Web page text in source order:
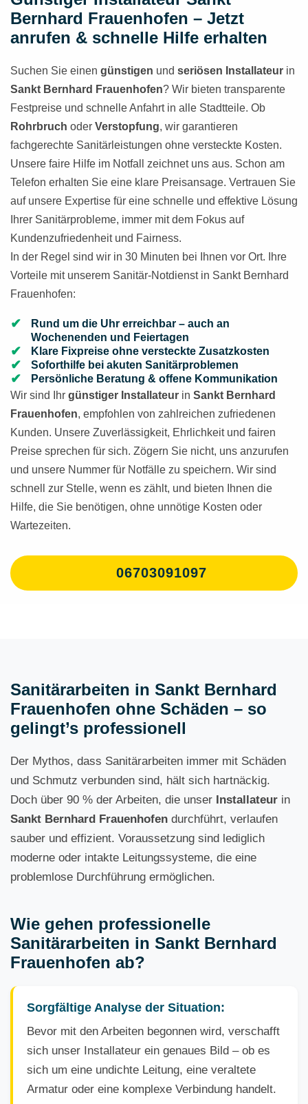
Bernhard Frauenhofen – Jetzt
anrufen & schnelle Hilfe erhalten
Suchen Sie einen günstigen und seriösen Installateur in
Sankt Bernhard Frauenhofen? Wir bieten transparente
Festpreise und schnelle Anfahrt in alle Stadtteile. Ob
Rohrbruch oder Verstopfung, wir garantieren
fachgerechte Sanitärleistungen ohne versteckte Kosten.
Unsere faire Hilfe im Notfall zeichnet uns aus. Schon am
Telefon erhalten Sie eine klare Preisansage. Vertrauen Sie
auf unsere Expertise für eine schnelle und effektive Lösung
Ihrer Sanitärprobleme, immer mit dem Fokus auf
Kundenzufriedenheit und Fairness.
In der Regel sind wir in 30 Minuten bei Ihnen vor Ort. Ihre
Vorteile mit unserem Sanitär-Notdienst in Sankt Bernhard
Frauenhofen:
Rund um die Uhr erreichbar – auch an
Wochenenden und Feiertagen
Klare Fixpreise ohne versteckte Zusatzkosten
Soforthilfe bei akuten Sanitärproblemen
Persönliche Beratung & offene Kommunikation
Wir sind Ihr günstiger Installateur in Sankt Bernhard
Frauenhofen, empfohlen von zahlreichen zufriedenen
Kunden. Unsere Zuverlässigkeit, Ehrlichkeit und fairen
Preise sprechen für sich. Zögern Sie nicht, uns anzurufen
und unsere Nummer für Notfälle zu speichern. Wir sind
schnell zur Stelle, wenn es zählt, und bieten Ihnen die
Hilfe, die Sie benötigen, ohne unnötige Kosten oder
Wartezeiten.
06703091097
Sanitärarbeiten in Sankt Bernhard
Frauenhofen ohne Schäden – so
gelingt’s professionell
Der Mythos, dass Sanitärarbeiten immer mit Schäden
und Schmutz verbunden sind, hält sich hartnäckig.
Doch über 90 % der Arbeiten, die unser Installateur in
Sankt Bernhard Frauenhofen durchführt, verlaufen
sauber und effizient. Voraussetzung sind lediglich
moderne oder intakte Leitungssysteme, die eine
problemlose Durchführung ermöglichen.
Wie gehen professionelle
Sanitärarbeiten in Sankt Bernhard
Frauenhofen ab?
Sorgfältige Analyse der Situation:
Bevor mit den Arbeiten begonnen wird, verschafft
sich unser Installateur ein genaues Bild – ob es
sich um eine undichte Leitung, eine veraltete
Armatur oder eine komplexe Verbindung handelt.